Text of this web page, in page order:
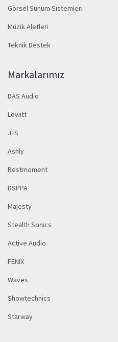
Görsel Sunum Sistemleri
Müzik Aletleri
Teknik Destek
Markalarımız
DAS Audio
Lewitt
JTS
Ashly
Restmoment
DSPPA
Majesty
Stealth Sonics
Active Audio
FENIX
Waves
Showtechnics
Starway